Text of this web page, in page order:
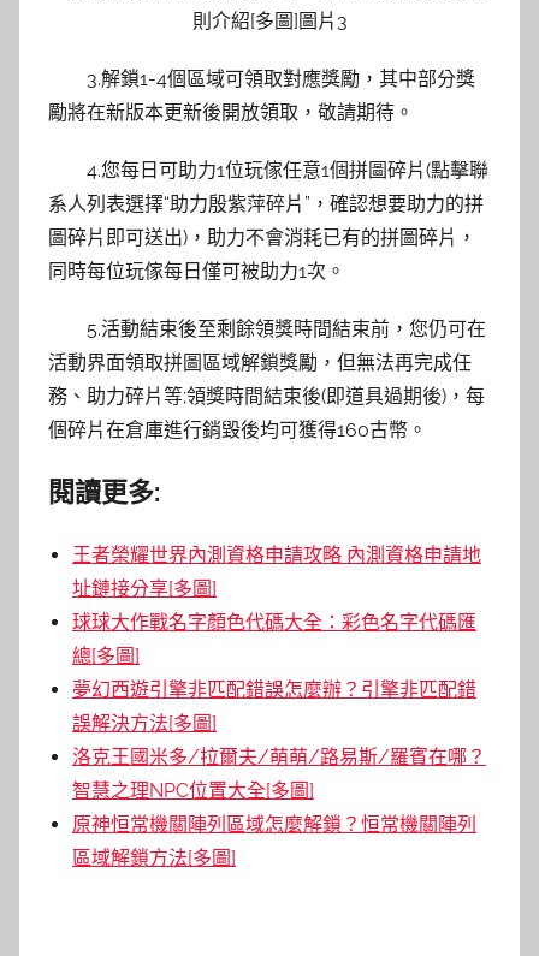
3.解鎖1-4個區域可領取對應獎勵，其中部分獎
勵將在新版本更新後開放領取，敬請期待。
4.您每日可助力1位玩傢任意1個拼圖碎片(點擊聯
系人列表選擇“助力殷紫萍碎片”，確認想要助力的拼
圖碎片即可送出)，助力不會消耗已有的拼圖碎片，
同時每位玩傢每日僅可被助力1次。
5.活動結束後至剩餘領獎時間結束前，您仍可在
活動界面領取拼圖區域解鎖獎勵，但無法再完成任
務、助力碎片等;領獎時間結束後(即道具過期後)，每
個碎片在倉庫進行銷毀後均可獲得160古幣。
閱讀更多:
王者榮耀世界內測資格申請攻略 內測資格申請地
址鏈接分享[多圖]
球球大作戰名字顏色代碼大全：彩色名字代碼匯
總[多圖]
夢幻西遊引擎非匹配錯誤怎麼辦？引擎非匹配錯
誤解決方法[多圖]
洛克王國米多/拉爾夫/萌萌/路易斯/羅賓在哪？
智慧之理NPC位置大全[多圖]
原神恒常機關陣列區域怎麼解鎖？恒常機關陣列
區域解鎖方法[多圖]